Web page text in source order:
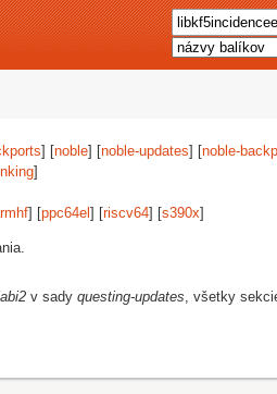
] [noble] [noble-updates] [noble-
]
] [ppc64el ] [riscv64] [s390x]
v sady questing-updates, všetky